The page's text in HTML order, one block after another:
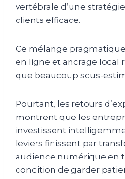
vertébrale d’une
clients efficace.
Ce mélange
en ligne et ancrage local
que beaucoup sous-
Pourtant, les retours
montrent que les
investissent
leviers finissent par
audience numérique en
condition de garder